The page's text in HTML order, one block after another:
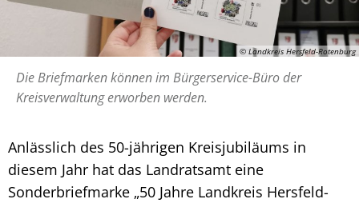
© Landkreis Hersfeld-Rotenburg
Die Briefmarken können im Bürgerservice-Büro der
Kreisverwaltung erworben werden.
Anlässlich des 50-jährigen Kreisjubiläums in
diesem Jahr hat das Landratsamt eine
Sonderbriefmarke „50 Jahre Landkreis Hersfeld-